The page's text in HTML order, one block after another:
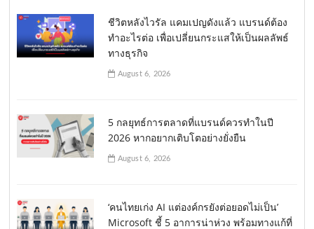
ชีวิตหลังไวรัล แคมเปญดังแล้ว แบรนด์ต้อง
ทำอะไรต่อ เพื่อเปลี่ยนกระแสให้เป็นผลลัพธ์
ทางธุรกิจ
August 6, 2026
5 กลยุทธ์การตลาดที่แบรนด์ควรทำในปี
2026 หากอยากเติบโตอย่างยั่งยืน
August 6, 2026
‘คนไทยเก่ง AI แต่องค์กรยังต่อยอดไม่เป็น’
Microsoft ชี้ 5 อาการน่าห่วง พร้อมทางแก้ที่